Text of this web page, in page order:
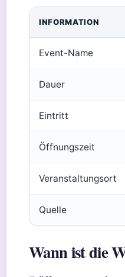
INFORMATION
Event-Name
Dauer
Eintritt
Öffnungszeit
Veranstaltungsort
Quelle
Wann ist die